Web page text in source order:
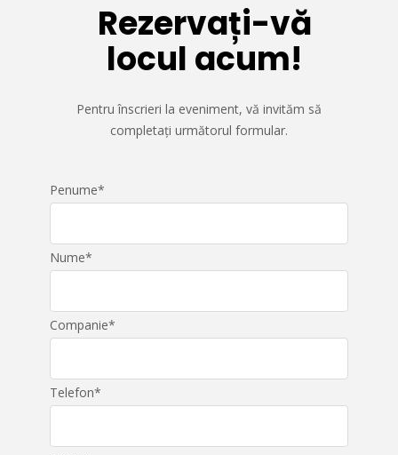
Rezervați-vă
locul acum!
Pentru înscrieri la eveniment, vă invităm să
completați următorul formular.
Penume*
Nume*
Companie*
Telefon*